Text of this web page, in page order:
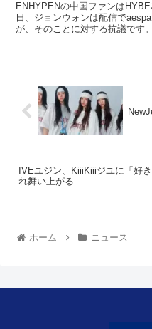
ENHYPENの中国ファンは
日、ジョンウォンは配信で
が、そのことに対する抗議です。
IVEユジン、KiiiKiiiジユに「好
れ舞い上がる
ホーム ニュース